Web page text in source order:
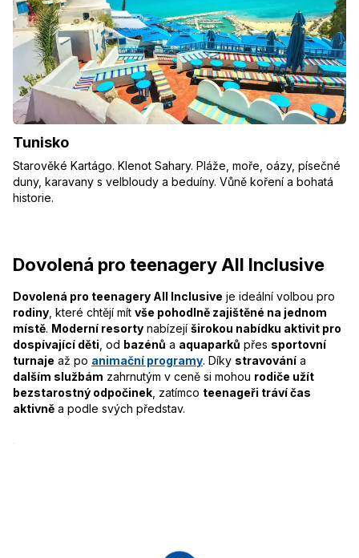
Tunisko
Starověké Kartágo. Klenot Sahary. Pláže, moře, oázy, písečné
duny, karavany s velbloudy a beduíny. Vůně koření a bohatá
historie.
Dovolená pro teenagery All Inclusive
Dovolená pro teenagery All Inclusive je ideální volbou pro
rodiny , které chtějí mít vše pohodlně zajištěné na jednom
místě. Moderní resorty nabízejí širokou nabídku aktivit pro
dospívající děti , od bazénů a aquaparků přes sportovní
turnaje až po animační programy. Díky stravování a
dalším službám zahrnutým v ceně si mohou rodiče užít
bezstarostný odpočinek , zatímco teenageři tráví čas
aktivně a podle svých představ.